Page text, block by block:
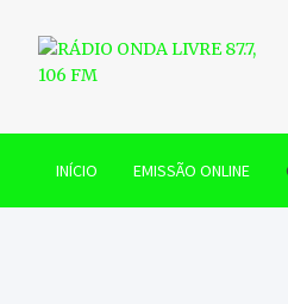
content
RÁDIO
INÍCIO EMISSÃO ONLINE